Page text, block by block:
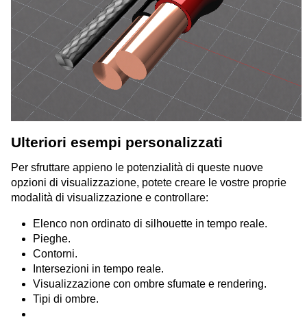
Ulteriori esempi personalizzati
Per sfruttare appieno le potenzialità di queste nuove
opzioni di visualizzazione, potete creare le vostre proprie
modalità di visualizzazione e controllare:
Elenco non ordinato di silhouette in tempo reale.
Pieghe.
Contorni.
Intersezioni in tempo reale.
Visualizzazione con ombre sfumate e rendering.
Tipi di ombre.